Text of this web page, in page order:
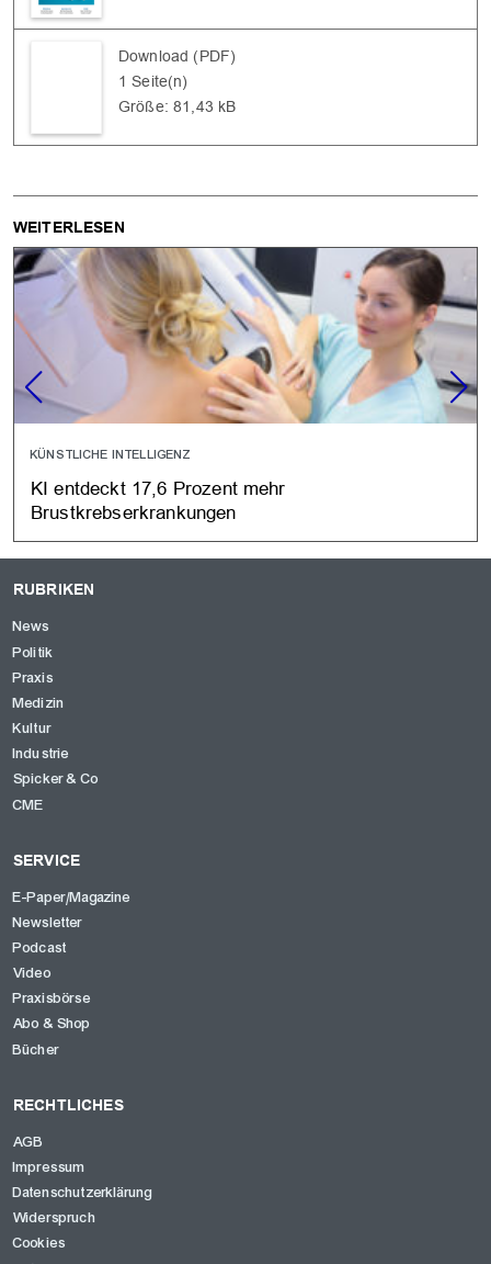
Download (PDF)
1 Seite(n)
Größe: 81,43 kB
WEITERLESEN
KÜNSTLICHE INTELLIGENZ
KI entdeckt 17,6 Prozent mehr
Brustkrebserkrankungen
RUBRIKEN
News
Politik
Praxis
Medizin
Kultur
Industrie
Spicker & Co
CME
SERVICE
E-Paper/Magazine
Newsletter
Podcast
Video
Praxisbörse
Abo & Shop
Bücher
RECHTLICHES
AGB
Impressum
Datenschutzerklärung
Widerspruch
Cookies